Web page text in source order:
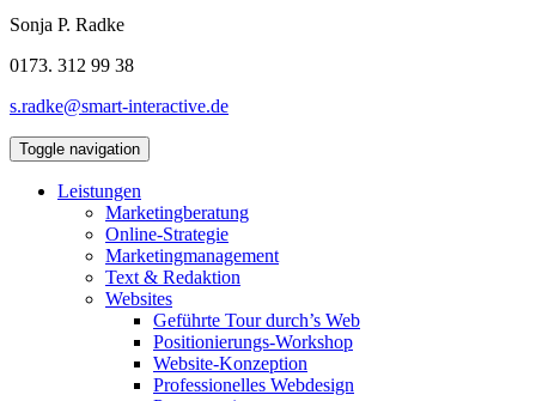
Sonja P. Radke
0173. 312 99 38
s.radke@smart-interactive.de
Toggle navigation
Leistungen
Marketingberatung
Online-Strategie
Marketingmanagement
Text & Redaktion
Websites
Geführte Tour durch’s Web
Positionierungs-Workshop
Website-Konzeption
Professionelles Webdesign